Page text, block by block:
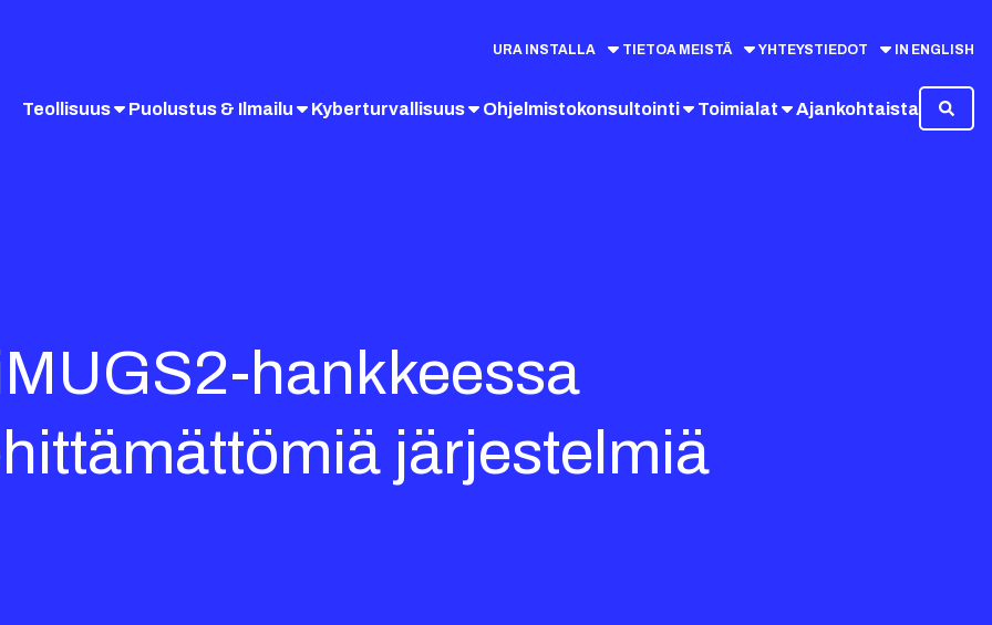
URA INSTALLA TIETOA MEISTÄ YHTEYSTIEDOT IN ENGLISH
Teollisuus Puolustus & Ilmailu Kyberturvallisuus Ohjelmistokonsultointi Toimialat Ajankohtaista
hankkeessa
järjestelmiä